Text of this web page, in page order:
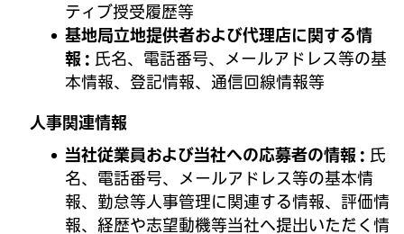
ティブ授受履歴等
基地局立地提供者および代理店に関する情
報
氏名、電話番号、メールアドレス等の基
本情報、登記情報、通信回線情報等
人事関連情報
当社従業員および当社への応募者の情報
氏
名、電話番号、メールアドレス等の基本情
報、勤怠等人事管理に関連する情報、評価情
報、経歴や志望動機等当社へ提出いただく情